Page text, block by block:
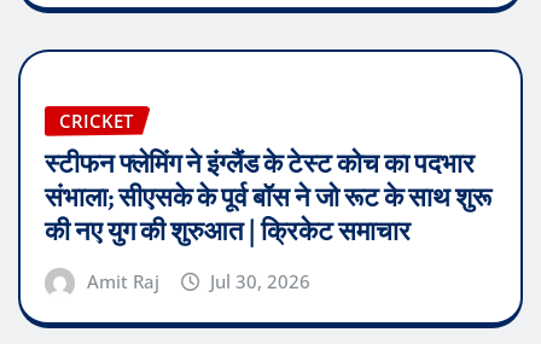
CRICKET
स्टीफन फ्लेमिंग ने इंग्लैंड के टेस्ट कोच का पदभार
संभाला; सीएसके के पूर्व बॉस ने जो रूट के साथ शुरू
की नए युग की शुरुआत | क्रिकेट समाचार
Amit Raj Jul 30, 2026